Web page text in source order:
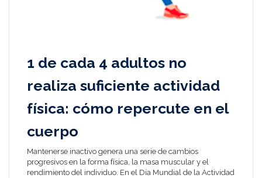
1 de cada 4 adultos no
realiza suficiente actividad
física: cómo repercute en el
cuerpo
Mantenerse inactivo genera una serie de cambios
progresivos en la forma física, la masa muscular y el
rendimiento del individuo. En el Día Mundial de la Actividad